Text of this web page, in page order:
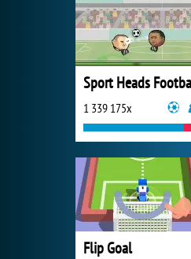
1 339 175x
Flip Goal